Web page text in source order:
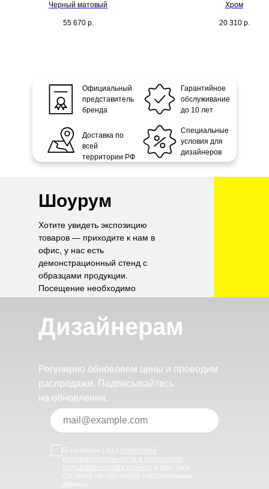
Черный матовый
55 670 р.
Хром
20 310 р.
Официальный
представитель
бренда
Доставка по
всей
территории РФ
Гарантийное
обслуживание
до 10 лет
Специальные
условия для
дизайнеров
Шоурум
Хотите увидеть экспозицию
товаров — приходите к нам в
офис, у нас есть
демонстрационный стенд с
образцами продукции.
Посещение необходимо
Дизайнерам
Регулярно обновляем цены и проводим
распродажи. Подписывайтесь
на обновления.
Я согласен (-а) с политикой
конфиденциальности в отношении
пользовательских данных и даю свое
согласие на обработку персональных
данных